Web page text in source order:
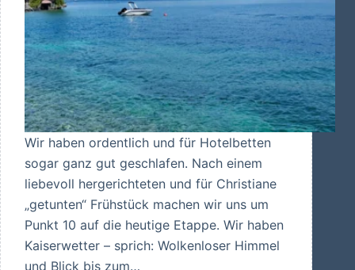
Wir haben ordentlich und für Hotelbetten
sogar ganz gut geschlafen. Nach einem
liebevoll hergerichteten und für Christiane
„getunten“ Frühstück machen wir uns um
Punkt 10 auf die heutige Etappe. Wir haben
Kaiserwetter – sprich: Wolkenloser Himmel
und Blick bis zum…